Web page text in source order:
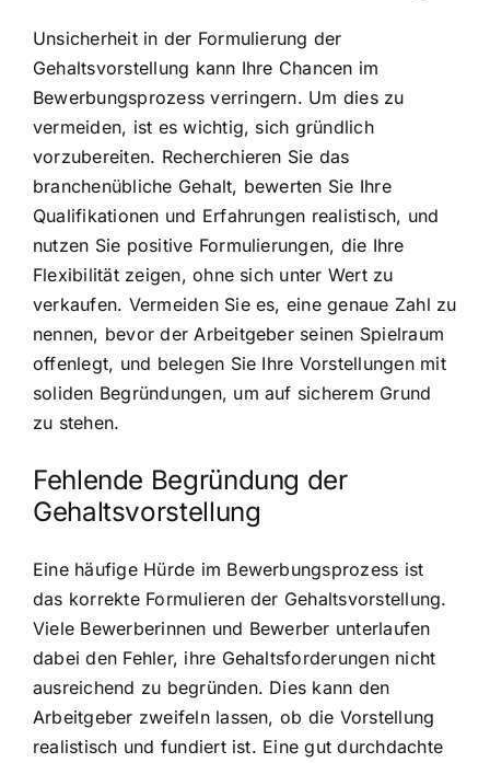
Unsicherheit in der Formulierung der
Gehaltsvorstellung kann Ihre Chancen im
Bewerbungsprozess verringern. Um dies zu
vermeiden, ist es wichtig, sich gründlich
vorzubereiten. Recherchieren Sie das
branchenübliche Gehalt, bewerten Sie Ihre
Qualifikationen und Erfahrungen realistisch, und
nutzen Sie positive Formulierungen, die Ihre
Flexibilität zeigen, ohne sich unter Wert zu
verkaufen. Vermeiden Sie es, eine genaue Zahl zu
nennen, bevor der Arbeitgeber seinen Spielraum
offenlegt, und belegen Sie Ihre Vorstellungen mit
soliden Begründungen, um auf sicherem Grund
zu stehen.
Fehlende Begründung der
Gehaltsvorstellung
Eine häufige Hürde im Bewerbungsprozess ist
das korrekte Formulieren der Gehaltsvorstellung.
Viele Bewerberinnen und Bewerber unterlaufen
dabei den Fehler, ihre Gehaltsforderungen nicht
ausreichend zu begründen. Dies kann den
Arbeitgeber zweifeln lassen, ob die Vorstellung
realistisch und fundiert ist. Eine gut durchdachte